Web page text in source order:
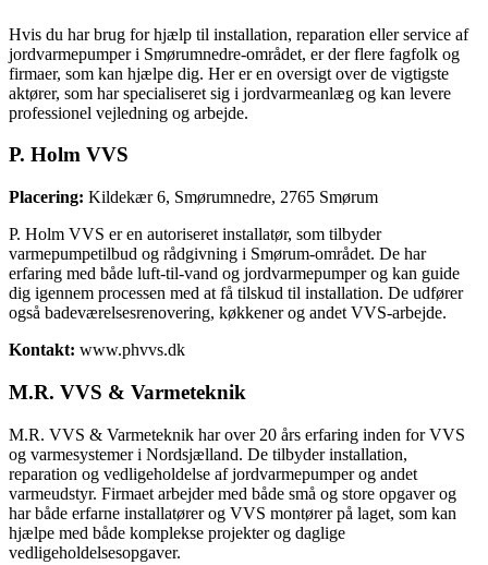
Hvis du har brug for hjælp til installation, reparation eller service af
jordvarmepumper i Smørumnedre-området, er der flere fagfolk og
firmaer, som kan hjælpe dig. Her er en oversigt over de vigtigste
aktører, som har specialiseret sig i jordvarmeanlæg og kan levere
professionel vejledning og arbejde.
P. Holm VVS
Placering: Kildekær 6, Smørumnedre, 2765 Smørum
P. Holm VVS er en autoriseret installatør, som tilbyder
varmepumpetilbud og rådgivning i Smørum-området. De har
erfaring med både luft-til-vand og jordvarmepumper og kan guide
dig igennem processen med at få tilskud til installation. De udfører
også badeværelsesrenovering, køkkener og andet VVS-arbejde.
Kontakt: www.phvvs.dk
M.R. VVS & Varmeteknik
M.R. VVS & Varmeteknik har over 20 års erfaring inden for VVS
og varmesystemer i Nordsjælland. De tilbyder installation,
reparation og vedligeholdelse af jordvarmepumper og andet
varmeudstyr. Firmaet arbejder med både små og store opgaver og
har både erfarne installatører og VVS montører på laget, som kan
hjælpe med både komplekse projekter og daglige
vedligeholdelsesopgaver.